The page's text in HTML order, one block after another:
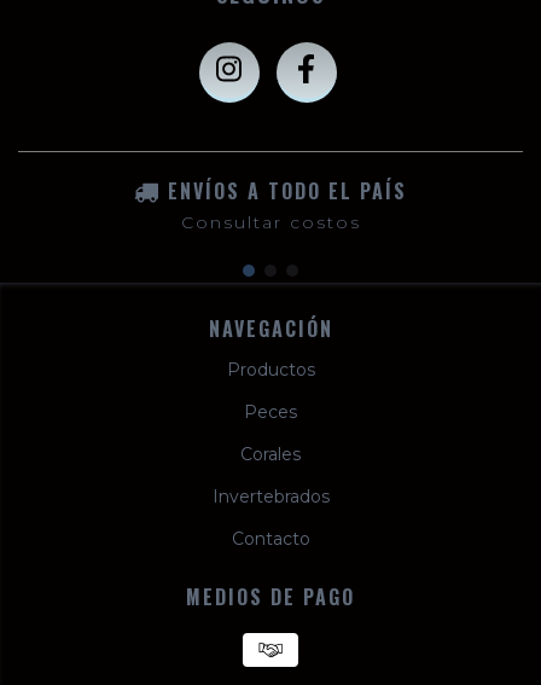
ENVÍOS A TODO EL PAÍS
Consultar costos
NAVEGACIÓN
Productos
Peces
Corales
Invertebrados
Contacto
MEDIOS DE PAGO